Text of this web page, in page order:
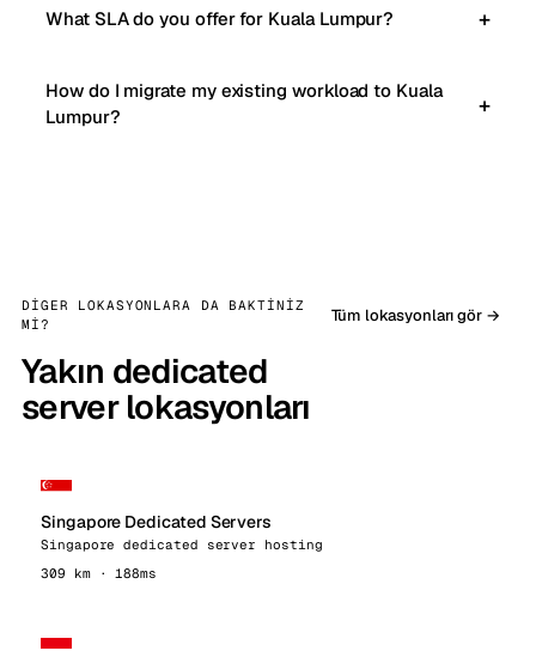
What SLA do you offer for Kuala Lumpur?
How do I migrate my existing workload to Kuala
Lumpur?
DIGER LOKASYONLARA DA BAKTINIZ
MI?
Yakın dedicated
server lokasyonları
Tüm lokasyonları gör →
Singapore Dedicated Servers
Singapore dedicated server hosting
309 km · 188ms